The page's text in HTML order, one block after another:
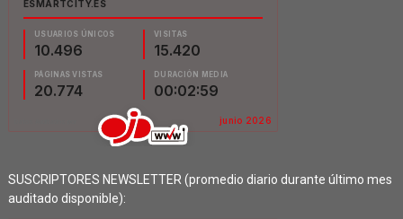
SUSCRIPTORES NEWSLETTER (promedio diario durante último mes
auditado disponible):